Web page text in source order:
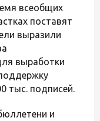
всеобщих
поставят
выразили
выработки
тыс. подписей.
и